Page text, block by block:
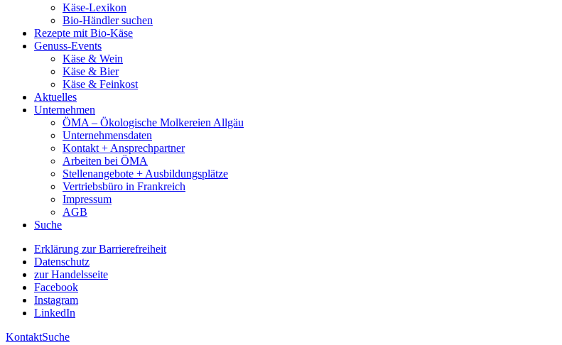
Käse-Lexikon
Bio-Händler suchen
Rezepte mit Bio-Käse
Genuss-Events
Käse & Wein
Käse & Bier
Käse & Feinkost
Aktuelles
Unternehmen
ÖMA – Ökologische Molkereien Allgäu
Unternehmensdaten
Kontakt + Ansprechpartner
Arbeiten bei ÖMA
Stellenangebote + Ausbildungsplätze
Vertriebsbüro in Frankreich
Impressum
AGB
Suche
Erklärung zur Barrierefreiheit
Datenschutz
zur Handelsseite
Facebook
Instagram
LinkedIn
KontaktSuche